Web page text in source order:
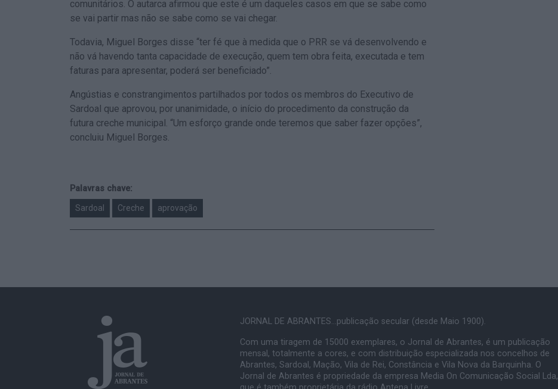
comunitários. O autarca afirmou que este é um daqueles casos em que se sabe como
se vai partir mas não se sabe como se vai chegar.
Todavia, Miguel Borges disse “ter fé que à medida que o PRR se vá desenvolvendo e
não vá havendo tanta capacidade de execução, quem tem obra feita, executada e tem
faturas para apresentar, poderá ser beneficiado”.
Angústias e constrangimentos partilhados por todos os membros do Executivo de
Sardoal que aprovou, por unanimidade, o início do procedimento da construção da
futura creche municipal. “Um esforço grande onde teremos que saber fazer opções”,
concluiu Miguel Borges.
Palavras chave:
Sardoal Creche aprovação
JORNAL DE ABRANTES...publicação secular (desde Maio 1900).
Com uma tiragem de 15000 exemplares, o Jornal de Abrantes, é um publicação
mensal, totalmente a cores, e com distribuição especializada nos concelhos de
Abrantes, Sardoal, Mação, Vila de Rei, Constância e Vila Nova da Barquinha. O
Jornal de Abrantes é propriedade da empresa Media On Comunicação Social Lda,